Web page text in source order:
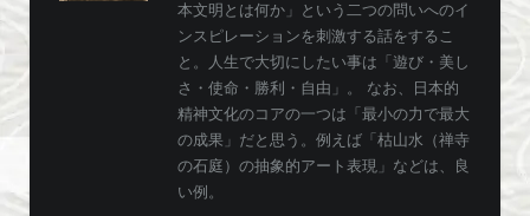
本文明とは何か」という二つの問いへのイ
ンスピレーションを刺激する話をするこ
と。人生で大切にしたい事は「遊び・美し
さ・使命・勝利・自由」。 なお、日本的
精神文化のコアの一つは「最小の力で最大
の成果」だと思う。例えば「枯山水（禅寺
の石庭）の抽象的アート表現」などは、良
い例。